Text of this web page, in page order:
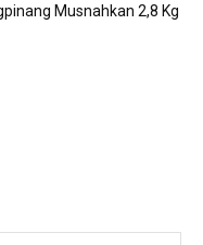
Musnahkan 2,8 Kg